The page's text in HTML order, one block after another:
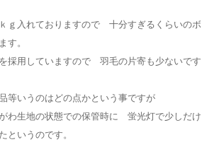
ｇ入れておりますので 十分すぎるくらいのボ
す。
採用していますので 羽毛の片寄も少ないです
等いうのはどの点かという事ですが
わ生地の状態での保管時に 蛍光灯で少しだけ
というのです。